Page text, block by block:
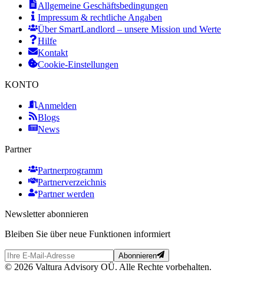
Allgemeine Geschäftsbedingungen
Impressum & rechtliche Angaben
Über SmartLandlord – unsere Mission und Werte
Hilfe
Kontakt
Cookie-Einstellungen
KONTO
Anmelden
Blogs
News
Partner
Partnerprogramm
Partnerverzeichnis
Partner werden
Newsletter abonnieren
Bleiben Sie über neue Funktionen informiert
Abonnieren
© 2026 Valtura Advisory OÜ. Alle Rechte vorbehalten.